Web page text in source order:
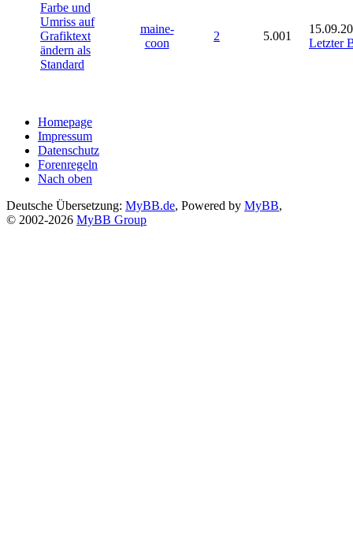
Farbe und
Umriss auf
Grafiktext
ändern als
Standard
maine-
coon
2 5.001
Letzter
Homepage
Impressum
Datenschutz
Forenregeln
Nach oben
Deutsche Übersetzung: MyBB.de, Powered by MyBB,
© 2002-2026 MyBB Group